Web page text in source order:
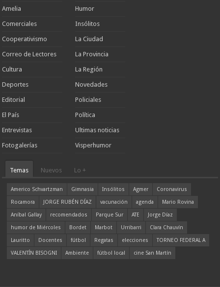
Amelia
Comerciales
Cooperativismo
Correo de Lectores
Cultura
Deportes
Editorial
El País
Entrevistas
Fotogalerías
Humor
Insólitos
La Ciudad
La Provincia
La Región
Novedades
Policiales
Política
Ultimas noticias
Visperhumor
Temas Nuevos Lo +
Americo Schvartzman Gimnasia Insólitos Agmer
Coronavirus
Rocamora
JORGE RUBÉN DÍAZ vacunación agenda
Mario Rovina
Aníbal Gallay
recomendados Parque Sur ATE
Jorge Díaz
humor de Miércoles
Bordet Marbot Urribarri
Clara Chauvín
Lauritto
Docentes fútbol Regatas elecciones
TORNEO FEDERAL A
VALENTÍN BISOGNI
Ambiente fútbol local cine San Martín